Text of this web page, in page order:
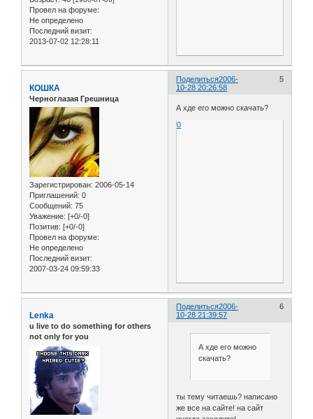
Провел на форуме:
Не определено
Последний визит:
2013-07-02 12:28:11
Поделиться 5
2006-
10-28 20:26:58
КОШКА
Черноглазая Грешница
Зарегистрирован: 2006-05-14
Приглашений: 0
Сообщений: 75
Уважение: [+0/-0]
Позитив: [+0/-0]
Провел на форуме:
Не определено
Последний визит:
2007-03-24 09:59:33
А хде его можно скачать?
0
Поделиться 6
2006-
10-28 21:39:57
Lenka
u live to do something for others
not only for you
А хде его можно
скачать?
ты тему читаешь? написано
же все на сайте! на сайт